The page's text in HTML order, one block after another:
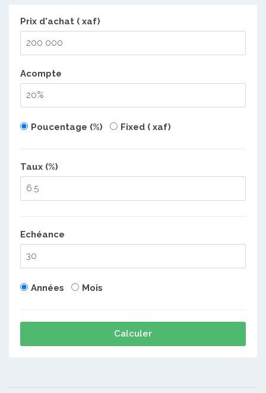
Prix d'achat ( xaf)
Acompte
Poucentage (%) Fixed ( xaf)
Taux (%)
Echéance
Années Mois
Calculer